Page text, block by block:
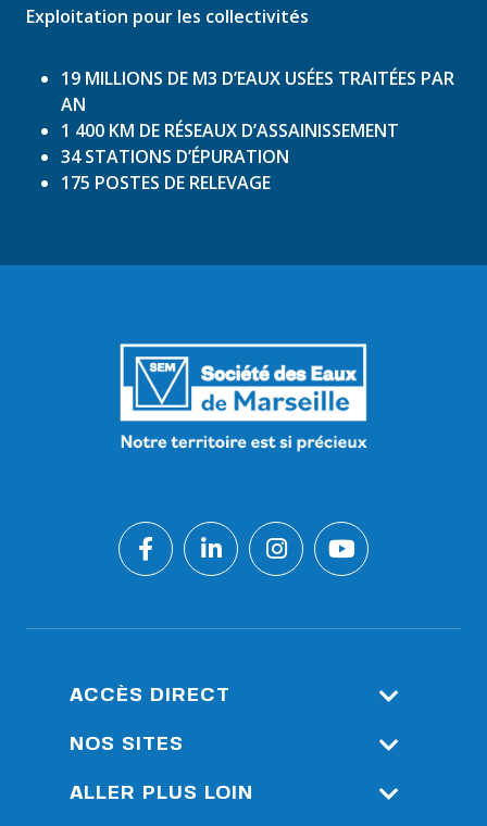
Exploitation pour les collectivités
19 MILLIONS DE M3 D’EAUX USÉES TRAITÉES PAR
AN
1 400 KM DE RÉSEAUX D’ASSAINISSEMENT
34 STATIONS D’ÉPURATION
175 POSTES DE RELEVAGE
ACCÈS DIRECT
Espace Client
NOS SITES
Société Eau De Marseille
ALLER PLUS LOIN